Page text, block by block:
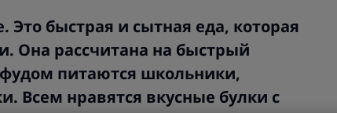
Это быстрая и сытная еда, которая
Она рассчитана на быстрый
питаются школьники,
Всем нравятся вкусные булки с